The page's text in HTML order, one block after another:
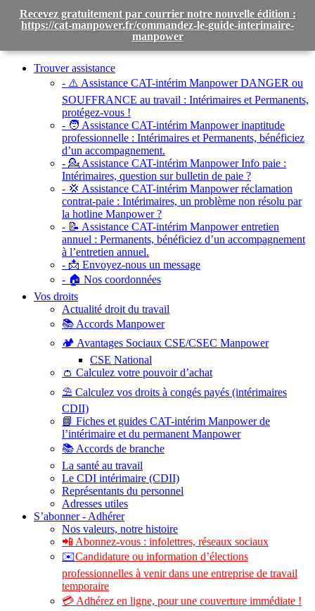
Toggle
navigationTrouver assistance
- ⚠️ Assistance CAT-intérim Manpower DANGER ou
SOUFFRANCE au travail : Intérimaires et Permanents,
protégez-vous !
- 🧑 Assistance CAT-intérim Manpower inaptitude
professionnelle : Intérimaires et Permanents, bénéficiez
d’un accompagnement.
- 💁 Assistance CAT-intérim Manpower Info paie :
Intérimaires, question sur bulletin de paie ?
- 💢 Assistance CAT-intérim Manpower réclamation
contrat-paie : Intérimaires, un problème non résolu par
la hotline Manpower ?
- 📝 Assistance CAT-intérim Manpower entretien
annuel : Permanents, bénéficiez d’un accompagnement
à l’entretien annuel.
- 📩 Envoyez-nous un message
- 🏠 Nos coordonnées
Vos droits
Actualité droit du travail
📚 Accords Manpower
🏕️ Avantages Sociaux CSE/CSEC Manpower
CSE National
👛 Calculez votre pouvoir d’achat
⛱️ Calculez vos droits à congés payés (intérimaires
CDII)
📘 Fiches et guides CAT-intérim Manpower de
l’intérimaire et du permanent Manpower
📚 Accords de branche
La santé au travail
Le CDI intérimaire (CDII)
Représentants du personnel
Adresses utiles
S’abonner - Adhérer
Nos valeurs, notre histoire
📲 Abonnez-vous : infolettres, réseaux sociaux
✉️Candidature ou information d’élections
professionnelles à venir dans une entreprise de travail
temporaire
💳 Adhérez en ligne, pour une couverture immédiate !
Recevez gratuitement par courrier notre nouvelle édition :
https://cat-manpower.fr/commandez-le-guide-interimaire-
manpower